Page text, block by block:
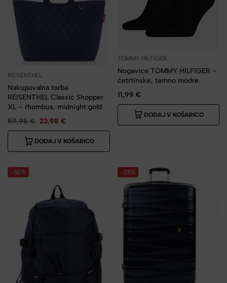
REISENTHEL
Nakupovalna torba
REISENTHEL Classic Shopper
XL – rhombus, midnight gold
59,95€ 23,98 €
DODAJ V KOŠARICO
TOMMY HILFIGER
Nogavice TOMMY HILFIGER –
četrtinske, temno modre
11,99 €
DODAJ V KOŠARICO
-50% -25%